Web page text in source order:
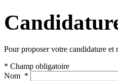
Pour proposer votre candidature
* Champ obligatoire
Nom *